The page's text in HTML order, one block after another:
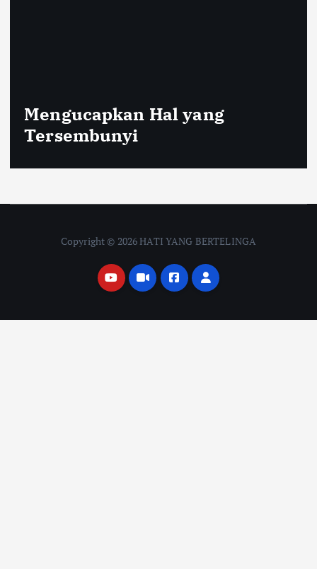
Fatima dan Kapela Gabriel
Manek
Copyright © 2026 HATI YANG BERTELINGA